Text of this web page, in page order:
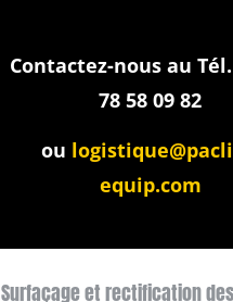
Contactez-nous au Tél.
78 58 09 82
ou
equip.com
Surfaçage et rectification